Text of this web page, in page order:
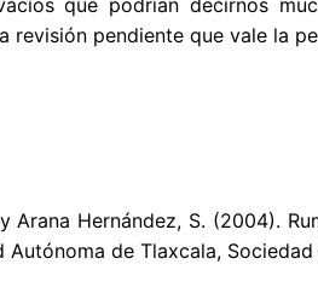
revisión pendiente que vale la
Arana Hernández, S. (2004).
Autónoma de Tlaxcala,